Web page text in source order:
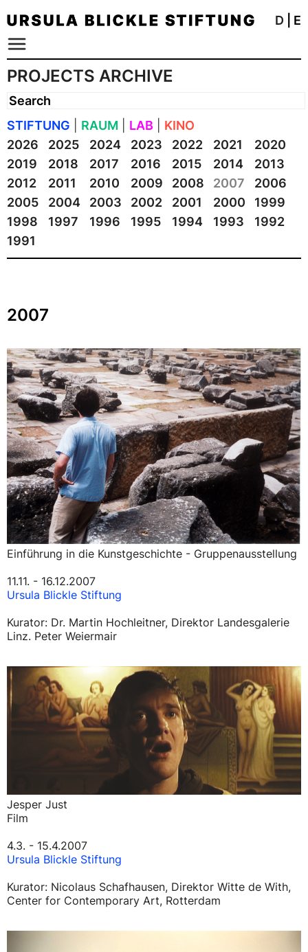
D E
PROJECTS ARCHIVE
STIFTUNG RAUM LAB
KINO
2026
2025 2024 2023 2022 2021
2020
2019
2018 2017 2016 2015 2014
2013
2012
2011 2010 2009 2008 2007
2006
2005
2004 2003 2002 2001 2000
1999
1998
1997 1996 1995 1994 1993
1992
1991
2007
Einführung in die Kunstgeschichte - Gruppenausstellung
11.11. - 16.12.2007
Ursula Blickle Stiftung
Kurator: Dr. Martin Hochleitner, Direktor Landesgalerie
Linz. Peter Weiermair
Jesper Just
Film
4.3. - 15.4.2007
Ursula Blickle Stiftung
Kurator: Nicolaus Schafhausen, Direktor Witte de With,
Center for Contemporary Art, Rotterdam